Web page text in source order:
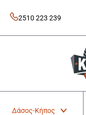
content
2510 223 239
Kavoukis Tools
Tires & Tools
Δάσος-Κήπος